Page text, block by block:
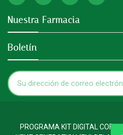
Nuestra Farmacia
Boletín
PROGRAMA KIT DIGITAL